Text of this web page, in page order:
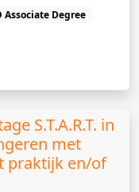
Associate Degree
S.T.A.R.T. in
met
praktijk en/of